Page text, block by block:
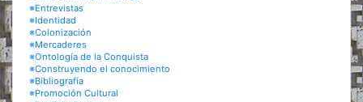
※Entrevistas
※Identidad
※Colonización
※Mercaderes
※Ontología de la Conquista
※Construyendo el conocimiento
※Bibliografía
※Promoción Cultural